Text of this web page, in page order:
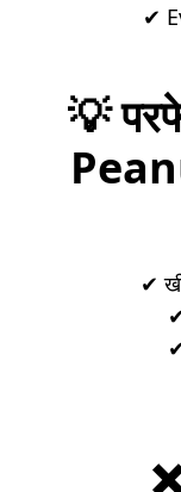
✔
💡
✔